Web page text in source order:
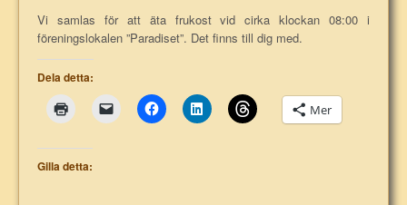
Vi samlas för att äta frukost vid cirka klockan 08:00 i
föreningslokalen ”Paradiset”. Det finns till dig med.
Dela detta:
Mer
Gilla detta: